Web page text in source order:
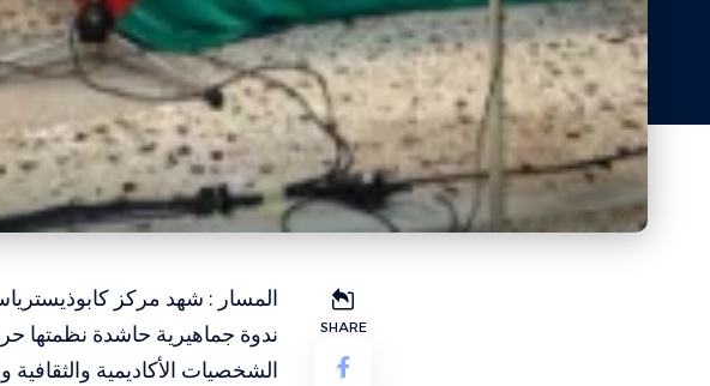
SHARE
ندوة جماهيرية حاشدة نظمتها
الشخصيات الأكاديمية والثقافية